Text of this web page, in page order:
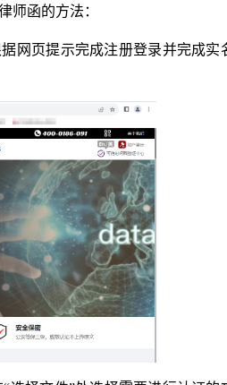
师函的方法：
网页提示完成注册登录并完成实